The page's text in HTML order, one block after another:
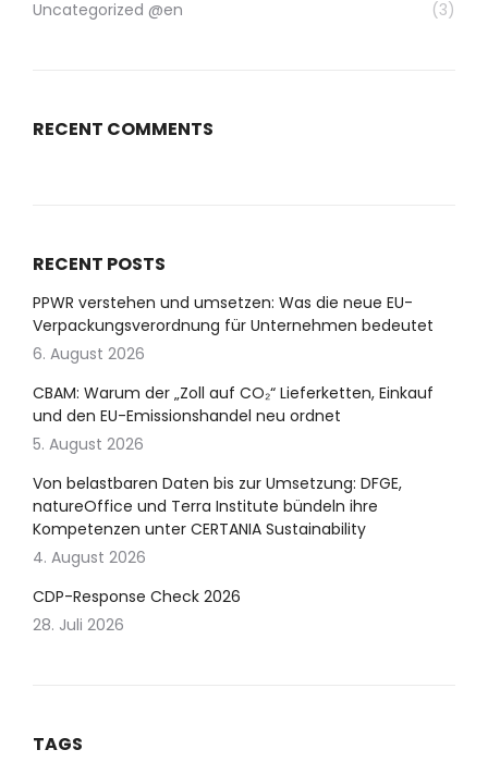
Uncategorized @en
(3)
RECENT COMMENTS
RECENT POSTS
PPWR verstehen und umsetzen: Was die neue EU-
Verpackungsverordnung für Unternehmen bedeutet
6. August 2026
CBAM: Warum der „Zoll auf CO₂“ Lieferketten, Einkauf
und den EU-Emissionshandel neu ordnet
5. August 2026
Von belastbaren Daten bis zur Umsetzung: DFGE,
natureOffice und Terra Institute bündeln ihre
Kompetenzen unter CERTANIA Sustainability
4. August 2026
CDP-Response Check 2026
28. Juli 2026
TAGS